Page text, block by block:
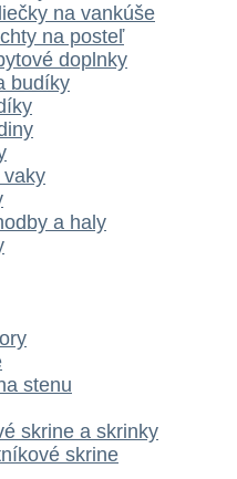
na vankúše
na posteľ
doplnky
budíky
vaky
a haly
stenu
skrine a skrinky
skrine